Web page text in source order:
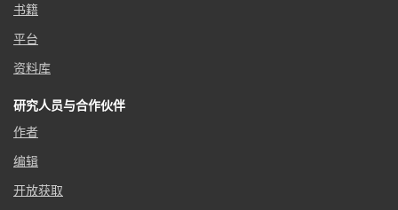
书籍
平台
资料库
研究人员与合作伙伴
作者
编辑
开放获取